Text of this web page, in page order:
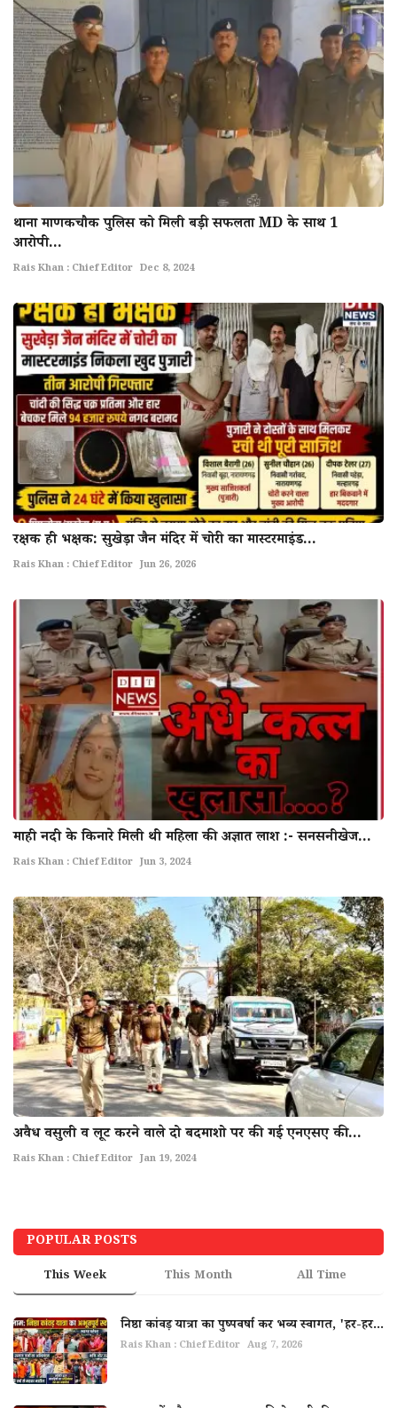
थाना माणकचौक पुलिस को मिली बड़ी सफलता MD के साथ 1
आरोपी...
Rais Khan : Chief Editor Dec 8, 2024
रक्षक ही भक्षक: सुखेड़ा जैन मंदिर में चोरी का मास्टरमाइंड...
Rais Khan : Chief Editor Jun 26, 2026
माही नदी के किनारे मिली थी महिला की अज्ञात लाश :- सनसनीखेज...
Rais Khan : Chief Editor Jun 3, 2024
अवैध वसुली व लूट करने वाले दो बदमाशो पर की गई एनएसए की...
Rais Khan : Chief Editor Jan 19, 2024
POPULAR POSTS
This Week This Month All Time
निष्ठा कांवड़ यात्रा का पुष्पवर्षा कर भव्य स्वागत, 'हर-हर...
Rais Khan : Chief Editor Aug 7, 2026